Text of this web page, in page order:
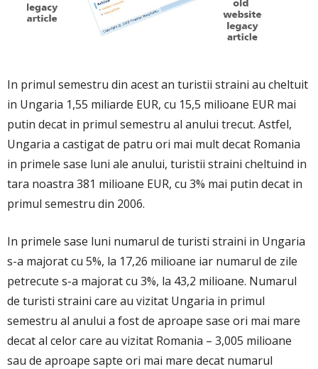
In primul semestru din acest an turistii straini au cheltuit
in Ungaria 1,55 miliarde EUR, cu 15,5 milioane EUR mai
putin decat in primul semestru al anului trecut. Astfel,
Ungaria a castigat de patru ori mai mult decat Romania
in primele sase luni ale anului, turistii straini cheltuind in
tara noastra 381 milioane EUR, cu 3% mai putin decat in
primul semestru din 2006.
In primele sase luni numarul de turisti straini in Ungaria
s-a majorat cu 5%, la 17,26 milioane iar numarul de zile
petrecute s-a majorat cu 3%, la 43,2 milioane. Numarul
de turisti straini care au vizitat Ungaria in primul
semestru al anului a fost de aproape sase ori mai mare
decat al celor care au vizitat Romania – 3,005 milioane
sau de aproape sapte ori mai mare decat numarul